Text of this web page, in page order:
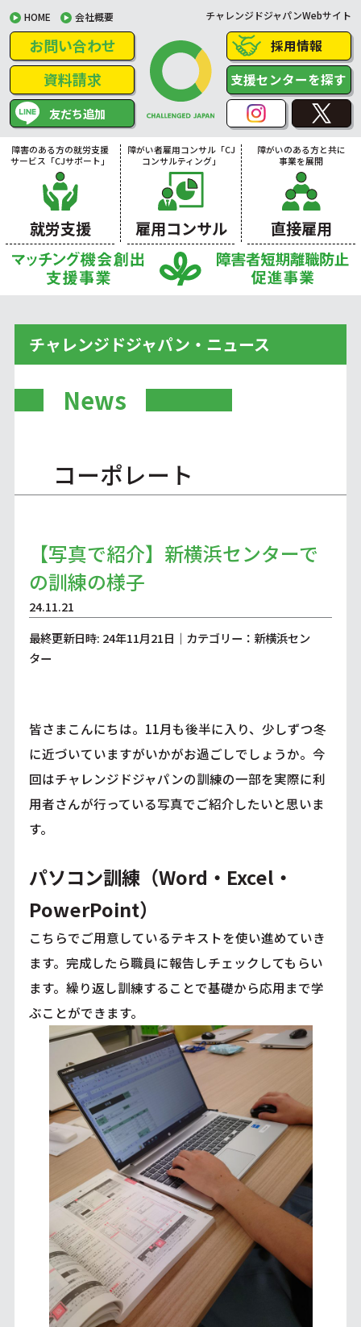
HOME 会社概要 チャレンジドジャパンWebサイト
お問い合わせ
資料請求
友だち追加
採用情報
支援センターを探す
障害のある方の就労支援
サービス「CJサポート」
就労支援
障がい者雇用コンサル「CJ
コンサルティング」
雇用コンサル
障がいのある方と共に
事業を展開
直接雇用
チャレンジドジャパン・ニュース
News
コーポレート
【写真で紹介】新横浜センターで
の訓練の様子
24.11.21
最終更新日時: 24年11月21日｜カテゴリー：新横浜セン
ター
皆さまこんにちは。11月も後半に入り、少しずつ冬
に近づいていますがいかがお過ごしでしょうか。今
回はチャレンジドジャパンの訓練の一部を実際に利
用者さんが行っている写真でご紹介したいと思いま
す。
パソコン訓練（Word・Excel・
PowerPoint）
こちらでご用意しているテキストを使い進めていき
ます。完成したら職員に報告しチェックしてもらい
ます。繰り返し訓練することで基礎から応用まで学
ぶことができます。